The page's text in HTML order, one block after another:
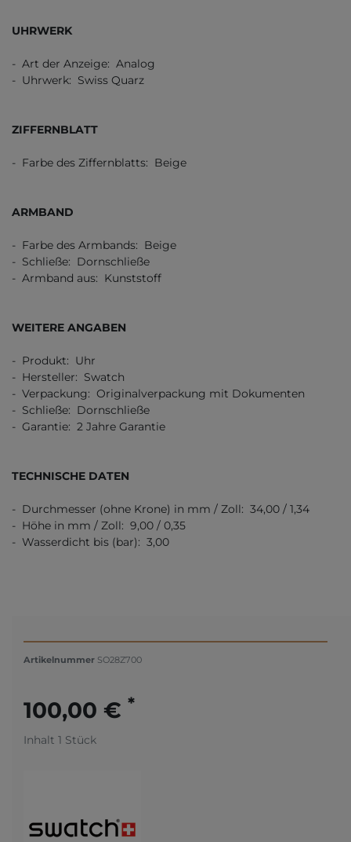
UHRWERK
- Art der Anzeige: Analog
- Uhrwerk: Swiss Quarz
ZIFFERNBLATT
- Farbe des Ziffernblatts: Beige
ARMBAND
- Farbe des Armbands: Beige
- Schließe: Dornschließe
- Armband aus: Kunststoff
WEITERE ANGABEN
- Produkt: Uhr
- Hersteller: Swatch
- Verpackung: Originalverpackung mit Dokumenten
- Schließe: Dornschließe
- Garantie: 2 Jahre Garantie
TECHNISCHE DATEN
- Durchmesser (ohne Krone) in mm / Zoll: 34,00 / 1,34
- Höhe in mm / Zoll: 9,00 / 0,35
- Wasserdicht bis (bar): 3,00
Artikelnummer SO28Z700
100,00 € *
Inhalt 1 Stück